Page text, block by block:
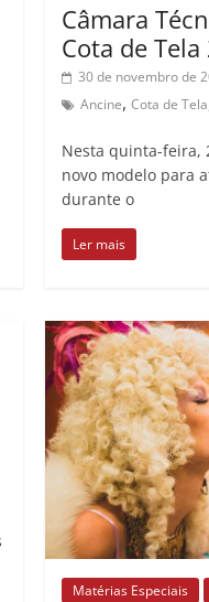
Câmara
Cota de
30 de novembro de
Ancine,Cota de Tela
Nesta quinta-feira,
novo modelo para
durante o
Ler mais
Matérias Especiais